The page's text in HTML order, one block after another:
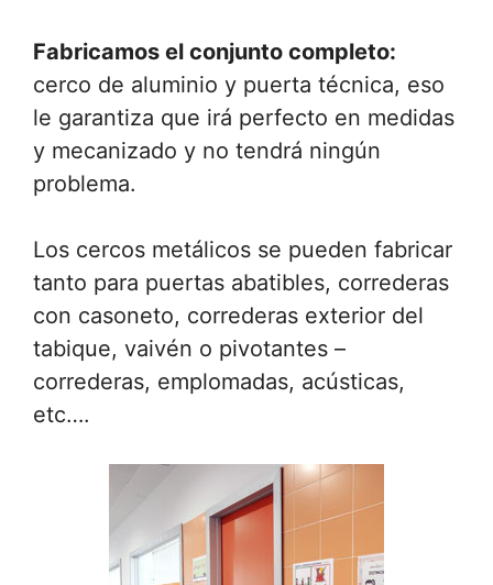
Fabricamos el conjunto completo:
cerco de aluminio y puerta técnica, eso
le garantiza que irá perfecto en medidas
y mecanizado y no tendrá ningún
problema.
Los cercos metálicos se pueden fabricar
tanto para puertas abatibles, correderas
con casoneto, correderas exterior del
tabique, vaivén o pivotantes –
correderas, emplomadas, acústicas,
etc….